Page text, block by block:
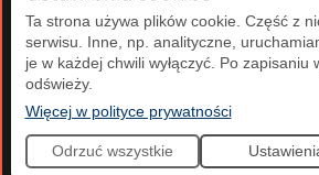
Ta strona używa plików cookie. Część z
serwisu. Inne, np. analityczne,
je w każdej chwili wyłączyć. Po
odświeży.
Więcej w polityce prywatności(otwiera się
Odrzuć wszystkie